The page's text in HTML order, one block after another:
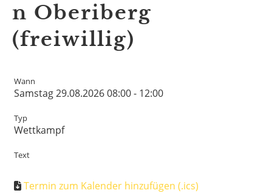
n Oberiberg
(freiwillig)
Wann
Samstag 29.08.2026 08:00 - 12:00
Typ
Wettkampf
Text
Termin zum Kalender hinzufügen (.ics)